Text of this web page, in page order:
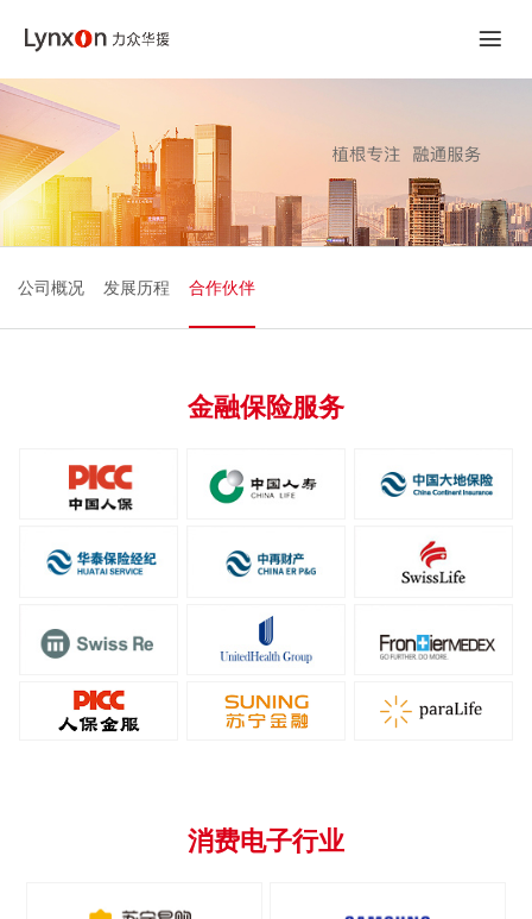
公司概况 发展历程 合作伙伴
金融保险服务
消费电子行业